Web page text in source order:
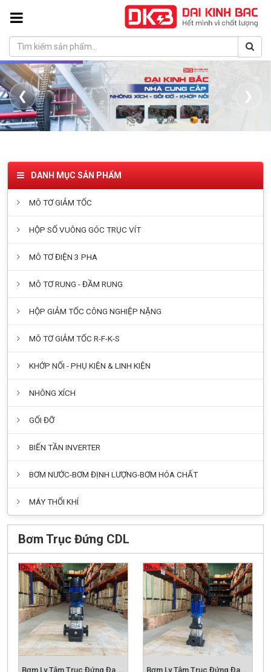
❮ ❯
DANH MỤC SẢN PHẨM
MÔ TƠ GIẢM TỐC
HỘP SỐ VUÔNG GÓC TRỤC VÍT
MÔ TƠ ĐIỆN 3 PHA
MÔ TƠ RUNG - ĐẦM RUNG
HỘP GIẢM TỐC CÔNG NGHIỆP NẶNG
MÔ TƠ GIẢM TỐC R-F-K-S
KHỚP NỐI - PHỤ KIỆN & LINH KIỆN
NHÔNG XÍCH
GỐI ĐỠ
BIẾN TẦN INVERTER
BƠM NƯỚC-BƠM ĐỊNH LƯỢNG-BƠM HÓA CHẤT
MÁY THỔI KHÍ
Bơm Trục Đứng CDL
Bơm Ly Tâm Trục Đứng Đa Tầng Cánh CDL2 Bơm Ly Tâm Trục Đứng Đa Tầng Cánh CDL3